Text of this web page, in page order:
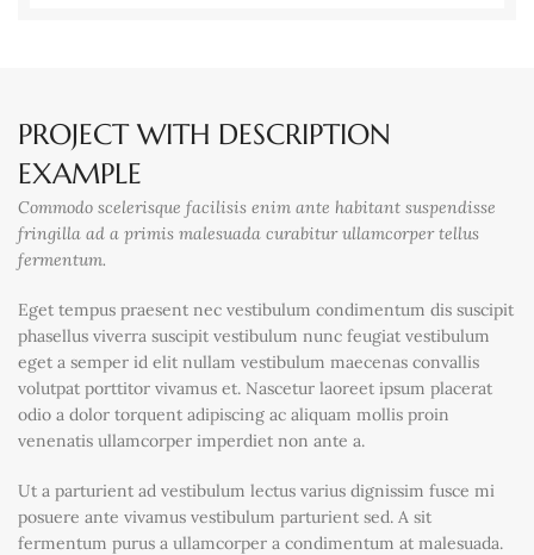
PROJECT WITH DESCRIPTION
EXAMPLE
Commodo scelerisque facilisis enim ante habitant suspendisse
fringilla ad a primis malesuada curabitur ullamcorper tellus
fermentum.
Eget tempus praesent nec vestibulum condimentum dis suscipit
phasellus viverra suscipit vestibulum nunc feugiat vestibulum
eget a semper id elit nullam vestibulum maecenas convallis
volutpat porttitor vivamus et. Nascetur laoreet ipsum placerat
odio a dolor torquent adipiscing ac aliquam mollis proin
venenatis ullamcorper imperdiet non ante a.
Ut a parturient ad vestibulum lectus varius dignissim fusce mi
posuere ante vivamus vestibulum parturient sed. A sit
fermentum purus a ullamcorper a condimentum at malesuada.